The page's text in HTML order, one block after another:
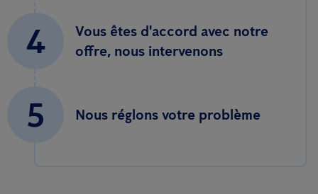
4
Vous êtes d'accord avec notre
offre, nous intervenons
5 Nous réglons votre problème